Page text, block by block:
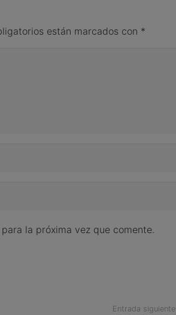
están marcados con *
la próxima vez que comente.
Entrada siguiente